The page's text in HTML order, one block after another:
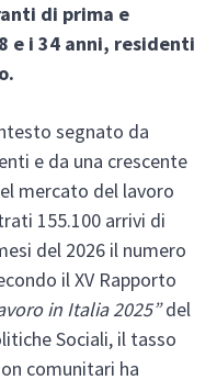
di prima e
e i 34 anni, residenti
segnato da
e da una crescente
mercato del lavoro
155.100 arrivi di
del 2026 il numero
il XV Rapporto
in Italia 2025”del
Sociali, il tasso
comunitari ha